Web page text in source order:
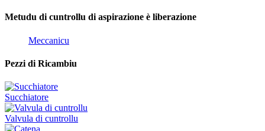
Metudu di cuntrollu di aspirazione è liberazione
Meccanicu
Pezzi di Ricambiu
Succhiatore
Valvula di cuntrollu